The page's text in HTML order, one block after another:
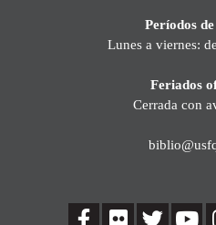
Períodos
Lunes a viernes:
Feriados
Cerrada con